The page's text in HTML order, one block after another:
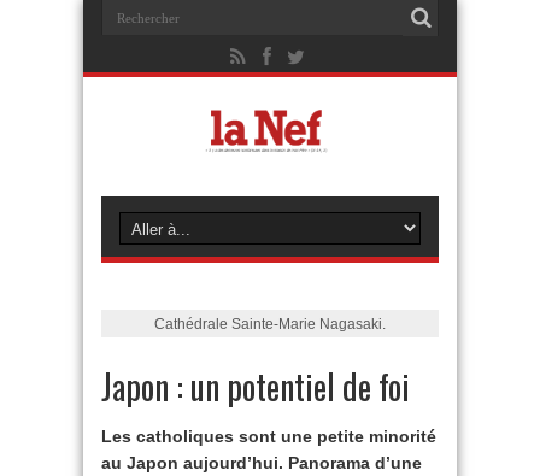
Cathédrale Sainte-Marie Nagasaki.
Japon : un potentiel de foi
Les catholiques sont une petite minorité
au Japon aujourd’hui. Panorama d’une